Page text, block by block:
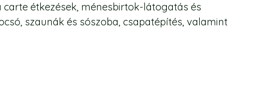
étkezések, ménesbirtok-látogatás és
szaunák és sószoba, csapatépítés, valamint